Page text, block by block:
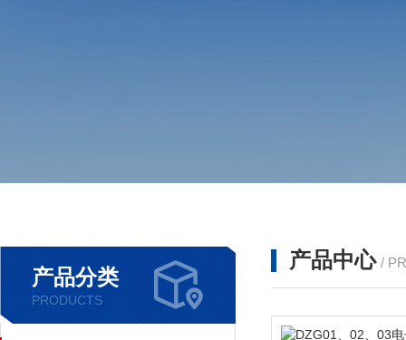
产品分类
PRODUCTS
产品中心 /